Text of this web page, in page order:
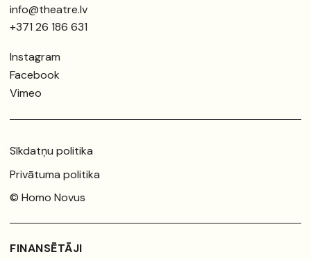
info@theatre.lv
+371 26 186 631
Instagram
Facebook
Vimeo
Sīkdatņu politika
Privātuma politika
© Homo Novus
FINANSĒTĀJI